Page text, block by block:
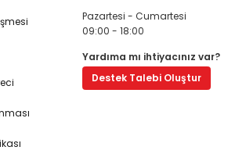
Pazartesi - Cumartesi
09:00 - 18:00
Yardıma mı ihtiyacınız var?
Destek Talebi Oluştur